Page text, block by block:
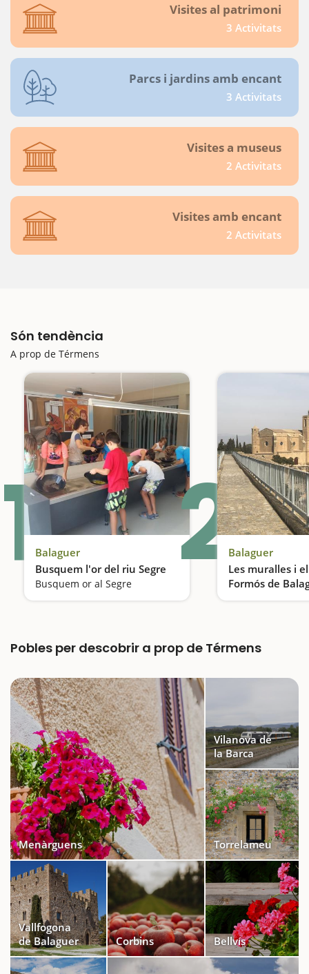
Visites al patrimoni
3 Activitats
Parcs i jardins amb encant
3 Activitats
Visites a museus
2 Activitats
Visites amb encant
2 Activitats
Són tendència
A prop de Térmens
1 Balaguer
Busquem l'or del riu Segre
Busquem or al Segre 2Balaguer
Les muralles i
Formós de
Pobles per descobrir a prop de Térmens
Menàrguens
Vilanova de
la Barca
Torrelameu
Vallfogona
de Balaguer
Corbins Bellvís